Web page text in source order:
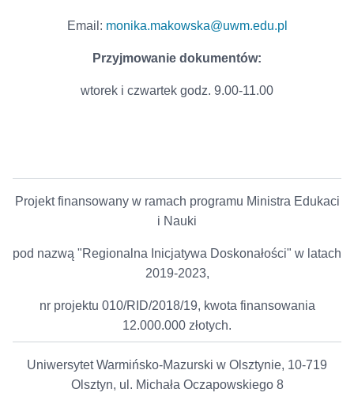
Email: monika.makowska@uwm.edu.pl
Przyjmowanie dokumentów:
wtorek i czwartek godz. 9.00-11.00
Projekt finansowany w ramach programu Ministra Edukaci
i Nauki
pod nazwą "Regionalna Inicjatywa Doskonałości" w latach
2019-2023,
nr projektu 010/RID/2018/19, kwota finansowania
12.000.000 złotych.
Uniwersytet Warmińsko-Mazurski w Olsztynie, 10-719
Olsztyn, ul. Michała Oczapowskiego 8